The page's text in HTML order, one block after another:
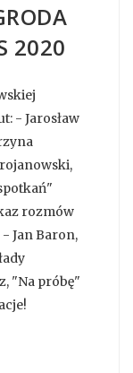
2020
- Jarosław
rozmów
Jan Baron,
"Na próbę"